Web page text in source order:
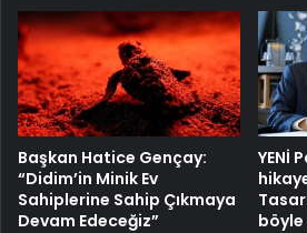
Başkan Hatice Gençay:
“Didim’in Minik Ev
Sahiplerine Sahip Çıkmaya
Devam Edeceğiz”
YENİ
böyle